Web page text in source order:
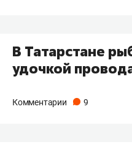
В Татарстане
удочкой
Комментарии 9